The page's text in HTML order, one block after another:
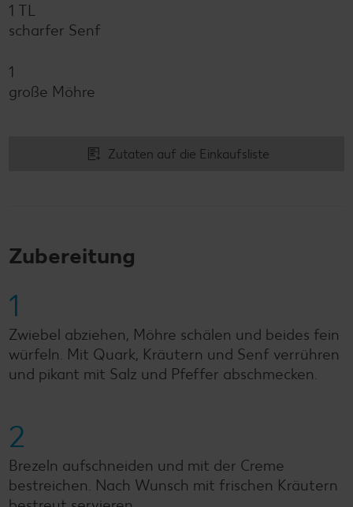
1 TL
scharfer Senf
1
große Möhre
Zutaten auf die Einkaufsliste
Zubereitung
1
Zwiebel abziehen, Möhre schälen und beides fein
würfeln. Mit Quark, Kräutern und Senf verrühren
und pikant mit Salz und Pfeffer abschmecken.
2
Brezeln aufschneiden und mit der Creme
bestreichen. Nach Wunsch mit frischen Kräutern